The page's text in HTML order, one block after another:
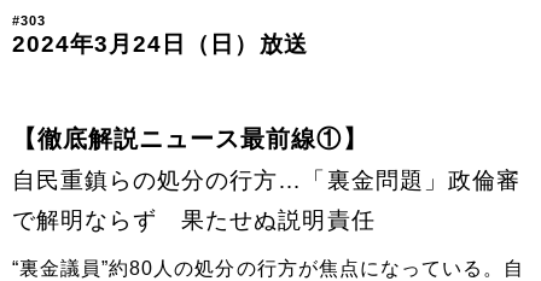
#303
2024年3月24日（日）放送
【徹底解説ニュース最前線①】
自民重鎮らの処分の行方…「裏金問題」政倫審
で解明ならず 果たせぬ説明責任
“裏金議員”約80人の処分の行方が焦点になっている。自